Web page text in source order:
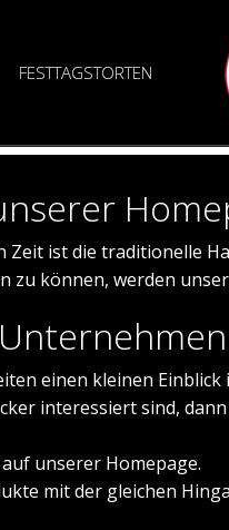
FESTTAGSTORTEN
ist die traditionelle
zu können, werden
einen kleinen
interessiert sind,
unserer Homepage.
mit der gleichen